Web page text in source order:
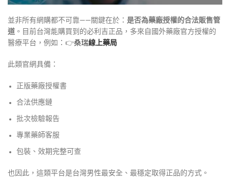
並非所有網購都不可靠——關鍵在於： 是否為藥廠授權的合法販售管
道 。目前台灣能購買到的必利吉正品，多來自國外藥廠官方授權的
醫療平台，例如：👉桑瑞線上藥局
此類官網具備：
正版藥廠授權書
合法供應鏈
批次檢驗報告
專業藥師客服
包裝、效期完整可查
也因此，這類平台是台灣男性最安全、最穩定取得正品的方式。